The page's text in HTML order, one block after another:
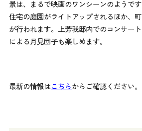
景は、まるで映画のワンシーンのようで
住宅の庭園がライトアップされるほか、
が行われます。上芳我邸内でのコンサー
による月見団子も楽しめます。
最新の情報はこちらからご確認ください。